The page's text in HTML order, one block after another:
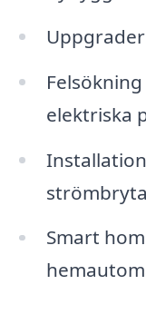
elektriska
Smart